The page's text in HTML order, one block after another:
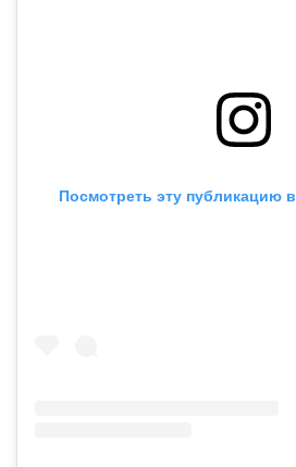
Посмотреть эту публикацию в